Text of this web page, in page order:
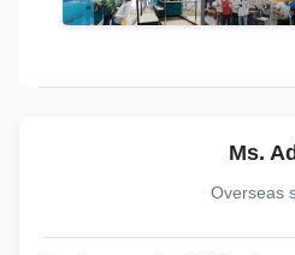
Ms.
Overseas